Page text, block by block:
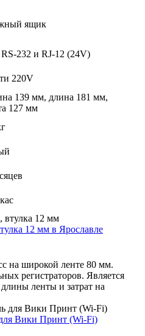
ящик
232 и RJ-12 (24V)
220V
139 мм, длина 181 мм,
127 мм
12 мм в Ярославле
на широкой ленте 80 мм.
регистраторов. Является
ленты и затрат на
Вики Принт (Wi-Fi)